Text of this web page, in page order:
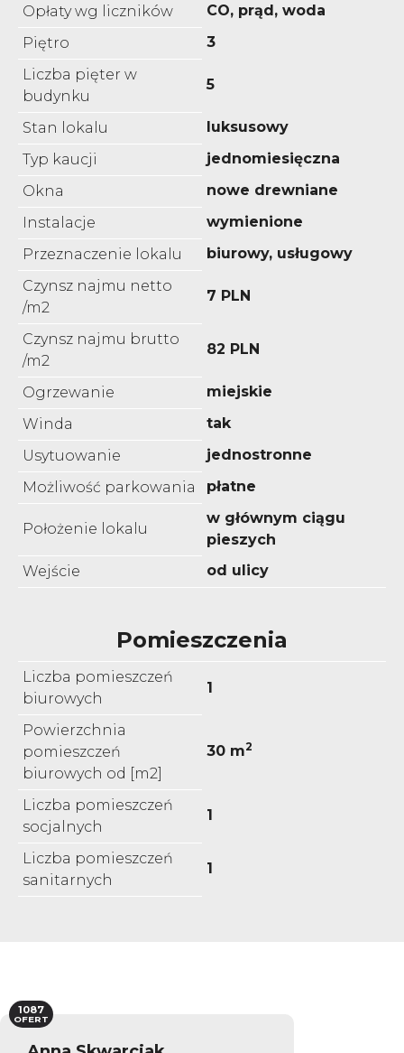
Opłaty wg liczników
CO, prąd, woda
Piętro
3
Liczba pięter w
budynku
5
Stan lokalu
luksusowy
Typ kaucji
jednomiesięczna
Okna
nowe drewniane
Instalacje
wymienione
Przeznaczenie lokalu
biurowy, usługowy
Czynsz najmu netto
/m2
7 PLN
Czynsz najmu brutto
/m2
82 PLN
Ogrzewanie
miejskie
Winda
tak
Usytuowanie
jednostronne
Możliwość parkowania
płatne
Położenie lokalu
w głównym ciągu
pieszych
Wejście
od ulicy
Pomieszczenia
Liczba pomieszczeń
biurowych
1
Powierzchnia
pomieszczeń
biurowych od [m2]
30 m2
Liczba pomieszczeń
socjalnych
1
Liczba pomieszczeń
sanitarnych
1
1087
OFERT